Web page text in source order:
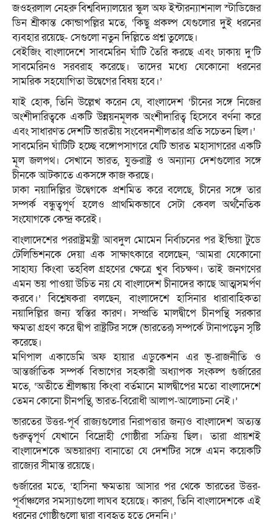
জওহরলাল নেহরু বিশ্ববিদ্যালয়ের স্কুল অফ ইন্টারন্যাশনাল স্টাডিজের
ডিন শ্রীকান্ত কোন্ডাপল্লির মতে, ‘কিছু প্রকল্প যেগুলোর দুই ধরনের
ব্যবহার রয়েছে- সেগুলো নতুন দিল্লিতে প্রশ্ন তুলেছে।
বেইজিং বাংলাদেশে সাবমেরিন ঘাঁটি তৈরি করছে এবং ঢাকায় দু’টি
সাবমেরিনও সরবরাহ করেছে। তাদের মধ্যে যেকোনো ধরনের
সামরিক সহযোগিতা উদ্বেগের বিষয় হবে।’
যাই হোক, তিনি উল্লেখ করেন যে, বাংলাদেশ ‘চীনের সঙ্গে নিজের
অংশীদারিত্বকে একটি উন্নয়নমূলক অংশীদারিত্ব হিসেবে বর্ণনা করে
এবং সাধারণত দেশটি ভারতীয় সংবেদনশীলতার প্রতি সচেতন ছিল।’
সাবমেরিন ঘাঁটিটি হচ্ছে বঙ্গোপসাগরে যেটি ভারত মহাসাগরের একটি
মূল জলপথ। সেখানে ভারত, যুক্তরাষ্ট্র ও অন্যান্য দেশগুলোর সঙ্গে
চীনকে আটকাতে একসঙ্গে কাজ করছে।
ঢাকা নয়াদিল্লির উদ্বেগকে প্রশমিত করে বলেছে, চীনের সঙ্গে তার
সম্পর্ক বন্ধুত্বপূর্ণ হলেও প্রাথমিকভাবে সেটা কেবল অর্থনৈতিক
সংযোগকে কেন্দ্র করেই।
বাংলাদেশের পররাষ্ট্রমন্ত্রী আবদুল মোমেন নির্বাচনের পর ইন্ডিয়া টুডে
টেলিভিশনকে দেয়া এক সাক্ষাৎকারে বলেছেন, ‘আমরা যেকোনো
সাহায্য কিংবা তহবিল গ্রহণের ক্ষেত্রে খুব বিচক্ষণ। তাই জনগণের
এমন ভয় পাওয়া উচিত নয় যে বাংলাদেশ চীনাদের কাছে আত্মসমর্পণ
করবে।’ বিশ্লেষকরা বলছেন, বাংলাদেশে হাসিনার ধারাবাহিকতা
নয়াদিল্লির জন্য স্বস্তির কারণ। সম্প্রতি মালদ্বীপে চীনপন্থি সরকার
ক্ষমতা গ্রহণ করে দ্বীপ রাষ্ট্রটির সঙ্গে (ভারতের) সম্পর্কে টানাপড়েন সৃষ্টি
করেছে।
মণিপাল একাডেমি অফ হায়ার এডুকেশন এর ভূ-রাজনীতি ও
আন্তর্জাতিক সম্পর্ক বিভাগের সহকারী অধ্যাপক সংকল্প গুর্জারের
মতে, ‘অতীতে শ্রীলঙ্কায় কিংবা বর্তমানে মালদ্বীপের মতো বাংলাদেশে
তেমন কোনো চীনপন্থি, ভারত-বিরোধী আলাপ-আলোচনা নেই।’
ভারতের উত্তর-পূর্ব রাজ্যগুলোর নিরাপত্তার জন্যও বাংলাদেশ অত্যন্ত
গুরুত্বপূর্ণ যেখানে বিদ্রোহী গোষ্ঠীরা সক্রিয় ছিল। তারা প্রায়শই
বাংলাদেশকে অভয়ারণ্য বানাতো যে দেশটির সঙ্গে এমন কয়েকটি
রাজ্যের সীমান্ত রয়েছে।
গুর্জারের মতে, ‘হাসিনা ক্ষমতায় আসার পর থেকে ভারতের উত্তর-
পূর্বাঞ্চলের সমস্যাগুলো লাঘব হয়েছে। কারণ, তিনি বাংলাদেশকে এই
ধরনের গোষ্ঠীগুলো দ্বারা ব্যবহৃত হতে দেননি।’